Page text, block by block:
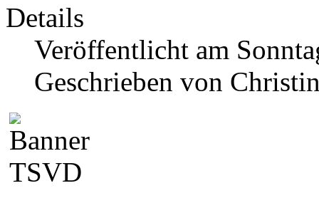
Details
Veröffentlicht am
Geschrieben von